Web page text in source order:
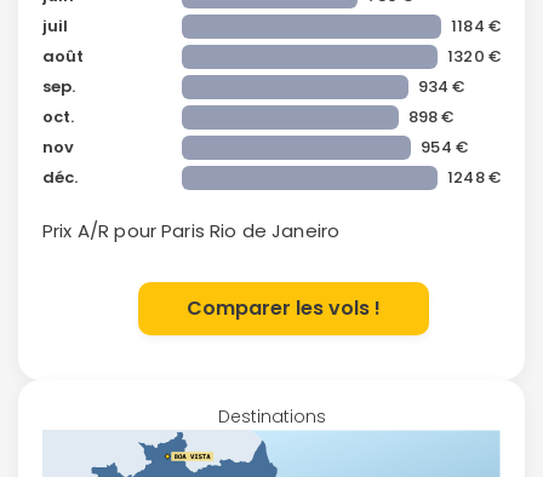
juil
1184 €
août
1320 €
sep.
934 €
oct.
898 €
nov
954 €
déc.
1248 €
Prix A/R pour Paris Rio de Janeiro
Comparer les vols !
Destinations